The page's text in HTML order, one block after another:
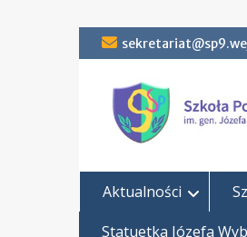
Skip
to
Aktualności
Statuetka Józefa